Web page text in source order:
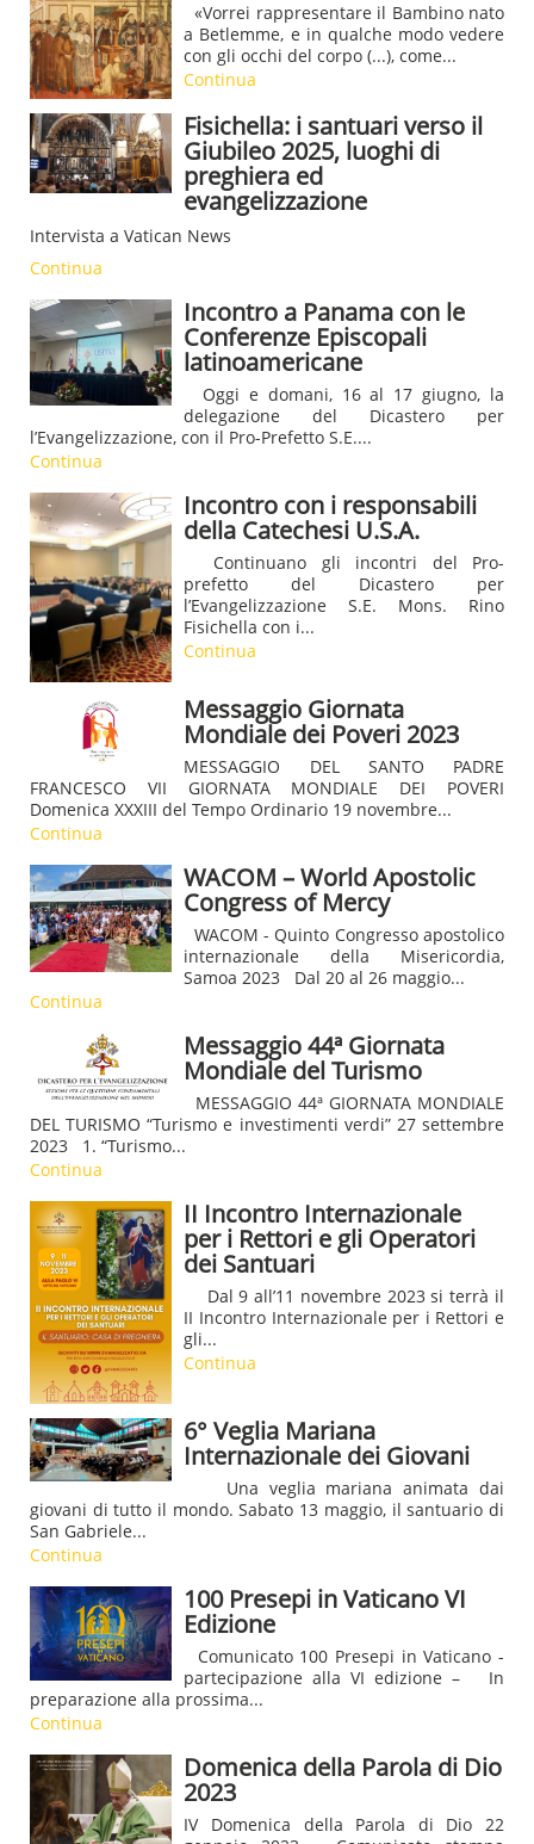
«Vorrei rappresentare il Bambino nato
a Betlemme, e in qualche modo vedere
con gli occhi del corpo (...), come...
Continua
Fisichella: i santuari verso il
Giubileo 2025, luoghi di
preghiera ed
evangelizzazione
Intervista a Vatican News
Continua
Incontro a Panama con le
Conferenze Episcopali
latinoamericane
Oggi e domani, 16 al 17 giugno, la
delegazione del Dicastero per
l’Evangelizzazione, con il Pro-Prefetto S.E....
Continua
Incontro con i responsabili
della Catechesi U.S.A.
Continuano gli incontri del Pro-
prefetto del Dicastero per
l’Evangelizzazione S.E. Mons. Rino
Fisichella con i...
Continua
Messaggio Giornata
Mondiale dei Poveri 2023
MESSAGGIO DEL SANTO PADRE
FRANCESCO VII GIORNATA MONDIALE DEI POVERI
Domenica XXXIII del Tempo Ordinario 19 novembre...
Continua
WACOM – World Apostolic
Congress of Mercy
WACOM - Quinto Congresso apostolico
internazionale della Misericordia,
Samoa 2023 Dal 20 al 26 maggio...
Continua
Messaggio 44ª Giornata
Mondiale del Turismo
MESSAGGIO 44ª GIORNATA MONDIALE
DEL TURISMO “Turismo e investimenti verdi” 27 settembre
2023 1. “Turismo...
Continua
II Incontro Internazionale
per i Rettori e gli Operatori
dei Santuari
Dal 9 all’11 novembre 2023 si terrà il
II Incontro Internazionale per i Rettori e
gli...
Continua
6° Veglia Mariana
Internazionale dei Giovani
Una veglia mariana animata dai
giovani di tutto il mondo. Sabato 13 maggio, il santuario di
San Gabriele...
Continua
100 Presepi in Vaticano VI
Edizione
Comunicato 100 Presepi in Vaticano -
partecipazione alla VI edizione – In
preparazione alla prossima...
Continua
Domenica della Parola di Dio
2023
IV Domenica della Parola di Dio 22